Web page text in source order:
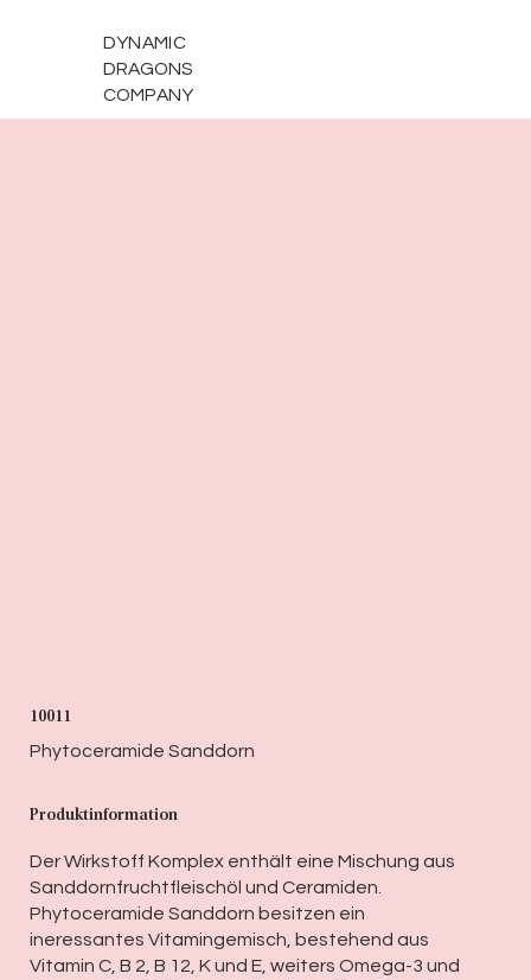
DYNAMIC
DRAGONS
COMPANY
10011
Phytoceramide Sanddorn
Produktinformation
Der Wirkstoff Komplex enthält eine Mischung aus
Sanddornfruchtfleischöl und Ceramiden.
Phytoceramide Sanddorn besitzen ein
ineressantes Vitamingemisch, bestehend aus
Vitamin C, B 2, B 12, K und E, weiters Omega-3 und